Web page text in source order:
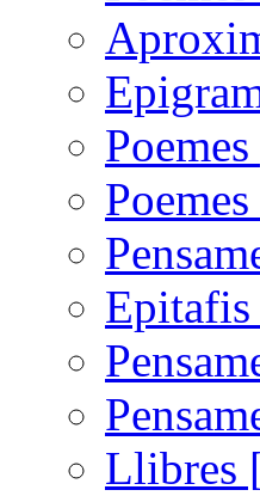
Llibres